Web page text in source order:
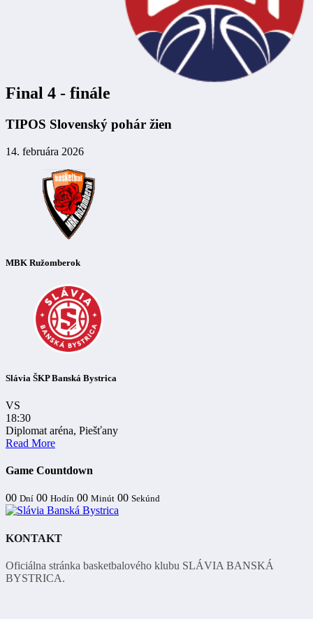
Final 4 - finále
TIPOS Slovenský pohár žien
14. februára 2026
MBK Ružomberok
Slávia ŠKP Banská Bystrica
VS
18:30
Diplomat aréna, Piešťany
Read More
Game Countdown
00 Dní 00 Hodín 00 Minút 00 Sekúnd
KONTAKT
Oficiálna stránka basketbalového klubu SLÁVIA BANSKÁ
BYSTRICA.